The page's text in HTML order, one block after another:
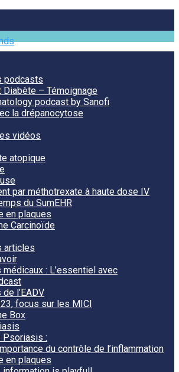
podcasts
Diabète – Témoignage
podcast by Sanofi
la drépanocytose
vidéos
atopique
par méthotrexate à haute dose IV
du SumEHR
en plaques
Carcinoïde
articles
médicaux : L’essentiel avec
l’EADV
focus sur les MICI
Box
Psoriasis :
du contrôle de l’inflammation
en plaques